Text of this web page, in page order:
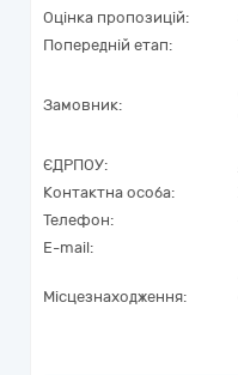
Оцінка пропозицій:
Попередній етап:
Замовник:
ЄДРПОУ:
Контактна особа:
Телефон:
E-mail:
Місцезнаходження: